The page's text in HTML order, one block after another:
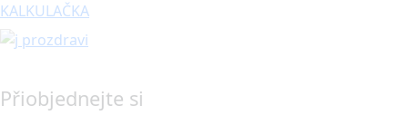
KALKULAČKA
Přiobjednejte si